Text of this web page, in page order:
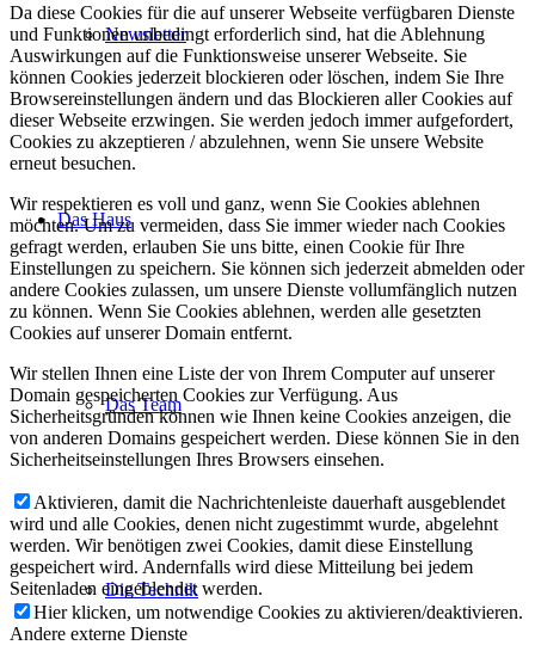
Newsletter
Das Haus
Das Team
Die Technik
Da diese Cookies für die auf unserer Webseite verfügbaren Dienste
und Funktionen unbedingt erforderlich sind, hat die Ablehnung
Auswirkungen auf die Funktionsweise unserer Webseite. Sie
können Cookies jederzeit blockieren oder löschen, indem Sie Ihre
Browsereinstellungen ändern und das Blockieren aller Cookies auf
dieser Webseite erzwingen. Sie werden jedoch immer aufgefordert,
Cookies zu akzeptieren / abzulehnen, wenn Sie unsere Website
erneut besuchen.
Wir respektieren es voll und ganz, wenn Sie Cookies ablehnen
möchten. Um zu vermeiden, dass Sie immer wieder nach Cookies
gefragt werden, erlauben Sie uns bitte, einen Cookie für Ihre
Einstellungen zu speichern. Sie können sich jederzeit abmelden oder
andere Cookies zulassen, um unsere Dienste vollumfänglich nutzen
zu können. Wenn Sie Cookies ablehnen, werden alle gesetzten
Cookies auf unserer Domain entfernt.
Wir stellen Ihnen eine Liste der von Ihrem Computer auf unserer
Domain gespeicherten Cookies zur Verfügung. Aus
Sicherheitsgründen können wie Ihnen keine Cookies anzeigen, die
von anderen Domains gespeichert werden. Diese können Sie in den
Sicherheitseinstellungen Ihres Browsers einsehen.
Aktivieren, damit die Nachrichtenleiste dauerhaft ausgeblendet
wird und alle Cookies, denen nicht zugestimmt wurde, abgelehnt
werden. Wir benötigen zwei Cookies, damit diese Einstellung
gespeichert wird. Andernfalls wird diese Mitteilung bei jedem
Seitenladen eingeblendet werden.
Hier klicken, um notwendige Cookies zu aktivieren/deaktivieren.
Andere externe Dienste